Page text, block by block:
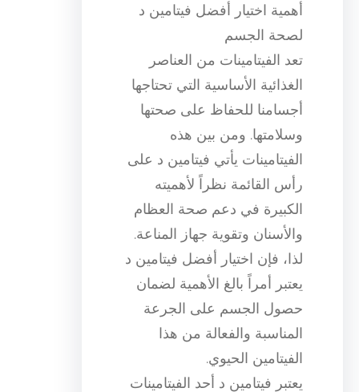
أهمية اختيار أفضل فيتامين د
لصحة الجسم
تعد الفيتامينات من العناصر
الغذائية الأساسية التي تحتاجها
أجسامنا للحفاظ على صحتها
وسلامتها. ومن بين هذه
الفيتامينات يأتي فيتامين د على
رأس القائمة نظراً لأهميته
الكبيرة في دعم صحة العظام
والأسنان وتقوية جهاز المناعة.
لذا، فإن اختيار أفضل فيتامين د
يعتبر أمراً بالغ الأهمية لضمان
حصول الجسم على الجرعة
المناسبة والفعالة من هذا
الفيتامين الحيوي.
يعتبر فيتامين د أحد الفيتامينات